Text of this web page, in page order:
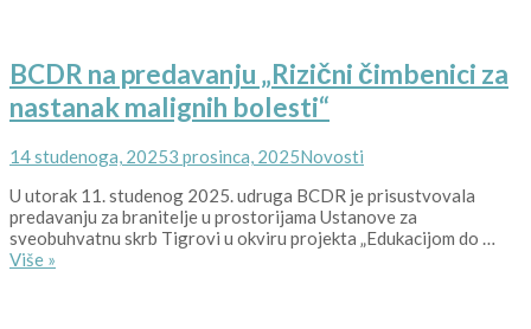
godina
djelovanja
Hrvatskog
dokumentacijskog
Domovinskog
rata
BCDR na predavanju „Rizični čimbenici za
nastanak malignih bolesti“
Posted
14 studenoga, 20253 prosinca, 2025Kategorije
Novosti
U utorak 11. studenog 2025. udruga BCDR je prisustvovala
predavanju za branitelje u prostorijama Ustanove za
sveobuhvatnu skrb Tigrovi u okviru projekta „Edukacijom do …
Više BCDR
»